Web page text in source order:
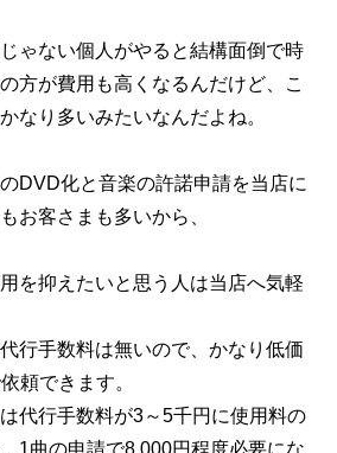
ゃない個人がやると結構面倒で時
方が費用も高くなるんだけど、こ
なり多いみたいなんだよね。
DVD化と音楽の許諾申請を当店に
お客さまも多いから、
を抑えたいと思う人は当店へ気軽
行手数料は無いので、かなり低価
頼できます。
代行手数料が3～5千円に使用料の
1曲の申請で8,000円程度必要にな